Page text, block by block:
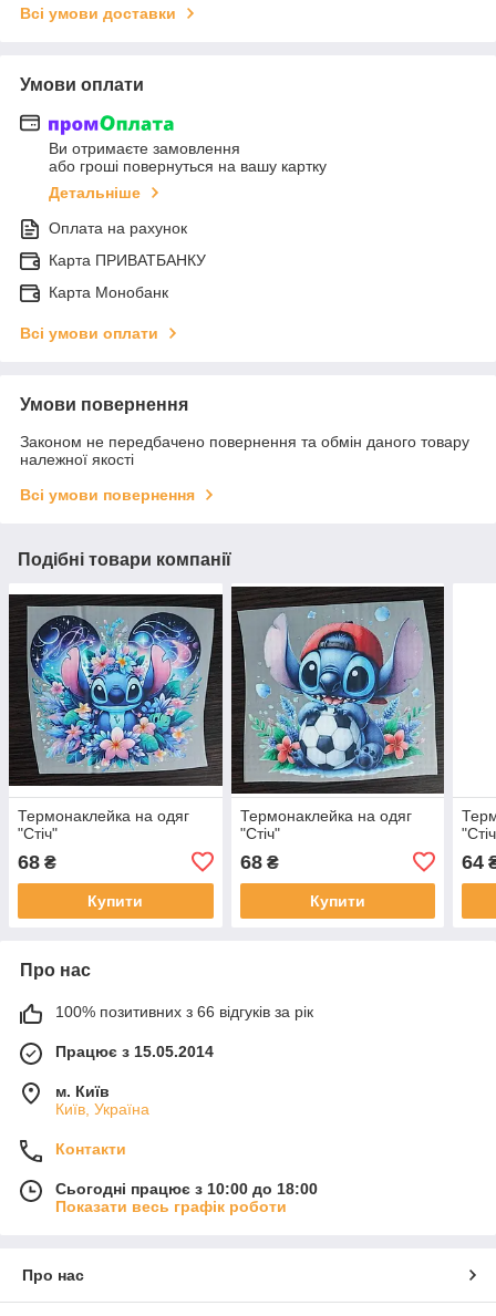
Всі умови доставки
Умови оплати
Ви отримаєте замовлення
або гроші повернуться на вашу картку
Детальніше
Оплата на рахунок
Карта ПРИВАТБАНКУ
Карта Монобанк
Всі умови оплати
Умови повернення
Законом не передбачено повернення та обмін даного товару
належної якості
Всі умови повернення
Подібні товари компанії
Термонаклейка на одяг
"Стіч"
68 ₴
Купити
Термонаклейка на одяг
"Стіч"
68₴
Купити
64
Про нас
100% позитивних з 66 відгуків за рік
Працює з 15.05.2014
м. Київ
Київ, Україна
Контакти
Сьогодні працює з 10:00 до 18:00
Показати весь графік роботи
Про нас